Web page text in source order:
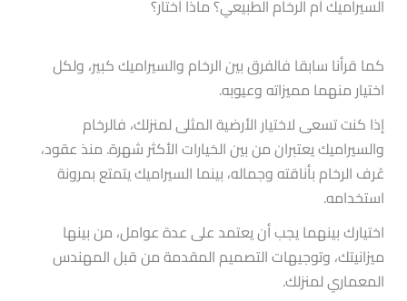
السيراميك أم الرخام الطبيعي؟ ماذا أختار؟
كما قرأنا سابقا فالفرق بين الرخام والسيراميك كبير، ولكل
اختيار منهما مميزاته وعيوبه.
إذا كنت تسعى لاختيار الأرضية المثلى لمنزلك، فالرخام
والسيراميك يعتبران من بين الخيارات الأكثر شهرة. منذ عقود،
عُرف الرخام بأناقته وجماله، بينما السيراميك يتمتع بمرونة
استخدامه.
اختيارك بينهما يجب أن يعتمد على عدة عوامل، من بينها
ميزانيتك، وتوجيهات التصميم المقدمة من قبل المهندس
المعماري لمنزلك.